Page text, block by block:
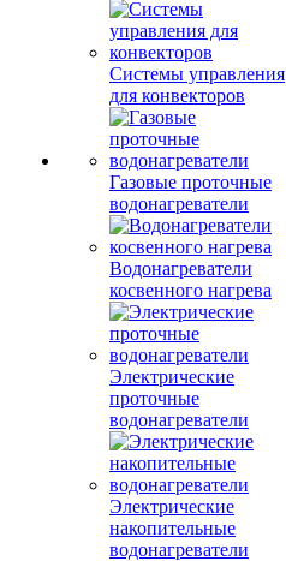
Системы управления
для конвекторов
Газовые проточные
водонагреватели
Водонагреватели
косвенного нагрева
Электрические
проточные
водонагреватели
Электрические
накопительные
водонагреватели